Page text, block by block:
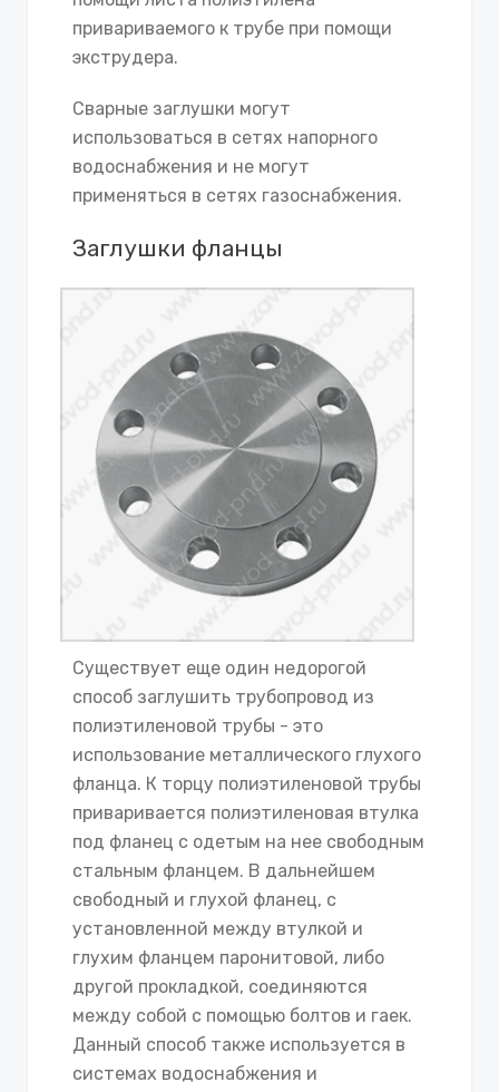
привариваемого к трубе при помощи
экструдера.
Сварные заглушки могут
использоваться в сетях напорного
водоснабжения и не могут
применяться в сетях газоснабжения.
Заглушки фланцы
Существует еще один недорогой
способ заглушить трубопровод из
полиэтиленовой трубы - это
использование металлического глухого
фланца. К торцу полиэтиленовой трубы
приваривается полиэтиленовая втулка
под фланец с одетым на нее свободным
стальным фланцем. В дальнейшем
свободный и глухой фланец, с
установленной между втулкой и
глухим фланцем паронитовой, либо
другой прокладкой, соединяются
между собой с помощью болтов и гаек.
Данный способ также используется в
системах водоснабжения и